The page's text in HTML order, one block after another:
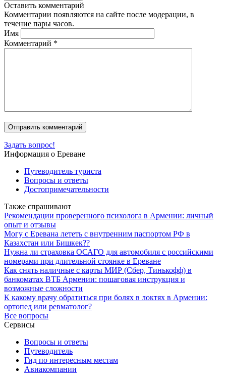
Оставить комментарий
Комментарии появляются на сайте после модерации, в
течение пары часов.
Имя
Комментарий *
Задать вопрос!
Информация о Ереване
Путеводитель туриста
Вопросы и ответы
Достопримечательности
Также спрашивают
Рекомендации проверенного психолога в Армении: личный
опыт и отзывы
Могу с Еревана лететь с внутренним паспортом РФ в
Казахстан или Бишкек??
Нужна ли страховка ОСАГО для автомобиля с российскими
номерами при длительной стоянке в Ереване
Как снять наличные с карты МИР (Сбер, Тинькофф) в
банкоматах ВТБ Армении: пошаговая инструкция и
возможные сложности
К какому врачу обратиться при болях в локтях в Армении:
ортопед или ревматолог?
Все вопросы
Сервисы
Вопросы и ответы
Путеводитель
Гид по интересным местам
Авиакомпании